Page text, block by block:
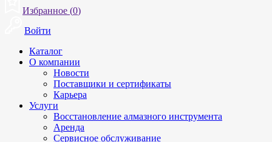
Избранное (0)
Войти
Каталог
О компании
Новости
Поставщики и сертификаты
Карьера
Услуги
Восстановление алмазного инструмента
Аренда
Сервисное обслуживание